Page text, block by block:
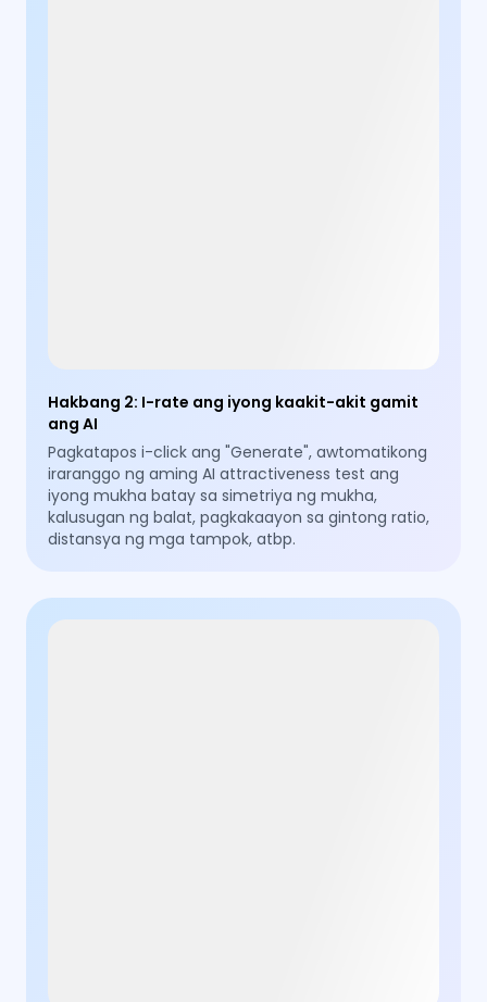
Hakbang 2: I-rate ang iyong kaakit-akit gamit
ang AI
Pagkatapos i-click ang "Generate", awtomatikong
iraranggo ng aming AI attractiveness test ang
iyong mukha batay sa simetriya ng mukha,
kalusugan ng balat, pagkakaayon sa gintong ratio,
distansya ng mga tampok, atbp.